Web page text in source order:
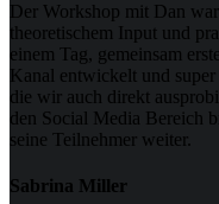
Der Workshop mit Dan
theoretischem Input und
einem Tag, gemeinsam
Kanal entwickelt und
die wir auch direkt
den Social Media Bereich
seine Teilnehmer weiter.
Sabrina Miller